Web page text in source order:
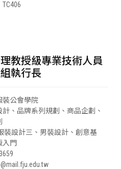
教授級專業技術人員
執行長
裝公會學院
、品牌系列規劃、商品企劃、
裝設計三、男裝設計、創意基
入門